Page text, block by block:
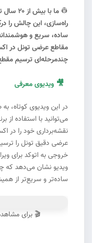
👷
ما با
راه‌سازی، این چالش را
ساده، سریع و هوشمندانه
مقاطع عرضی تونل در
چندمرحله‌ای ترسیم
🎥 ویدیوی معرفی
در این ویدیوی کوتاه،
می‌توانید با استفاده از
نقشه‌برداری خود را در
عرضی دقیق تونل را
خروجی به اتوکد برای
ویدیو نشان می‌دهد که
ساده‌تر و سریع‌تر از
🎬 برای